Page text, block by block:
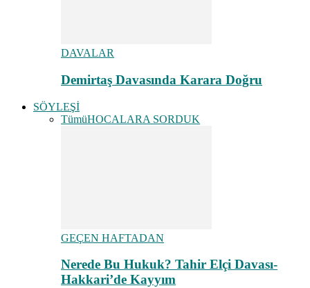
DAVALAR
Demirtaş Davasında Karara Doğru
SÖYLEŞİ
TümüHOCALARA SORDUK
GEÇEN HAFTADAN
Nerede Bu Hukuk? Tahir Elçi Davası-
Hakkari’de Kayyım